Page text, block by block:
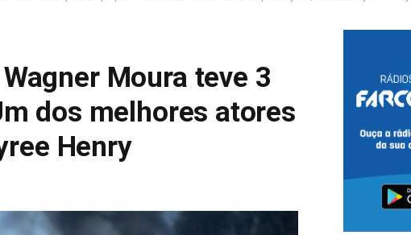
Wagner Moura teve 3
dos melhores atores
Henry